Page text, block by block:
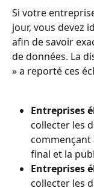
Si votre
jour, vous devez
afin de savoir
de données. La
» a reporté ces
Entreprises
collecter les
final et la
Entreprises
collecter les